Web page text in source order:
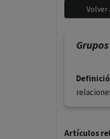
Artículos